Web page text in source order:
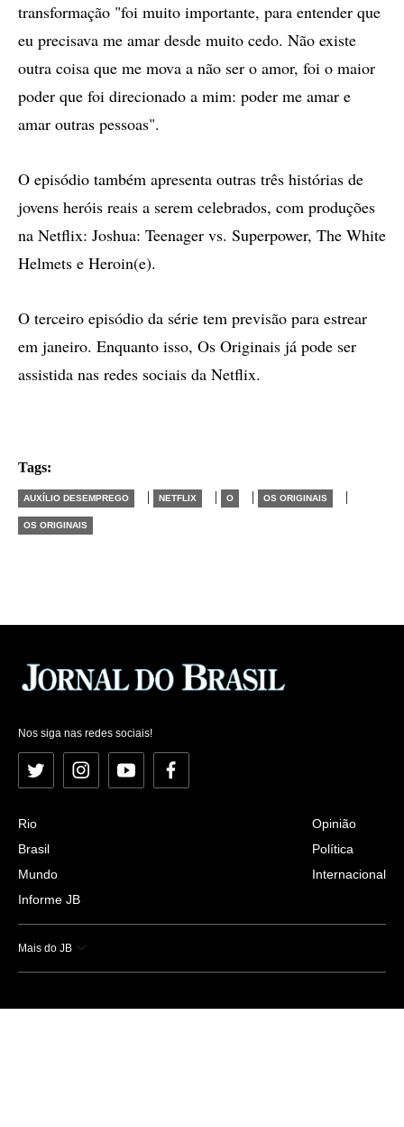
transformação "foi muito importante, para entender que
eu precisava me amar desde muito cedo. Não existe
outra coisa que me mova a não ser o amor, foi o maior
poder que foi direcionado a mim: poder me amar e
amar outras pessoas".
O episódio também apresenta outras três histórias de
jovens heróis reais a serem celebrados, com produções
na Netflix: Joshua: Teenager vs. Superpower, The White
Helmets e Heroin(e).
O terceiro episódio da série tem previsão para estrear
em janeiro. Enquanto isso, Os Originais já pode ser
assistida nas redes sociais da Netflix.
Tags:
AUXÍLIO DESEMPREGO | NETFLIX | O | OS ORIGINAIS |
OS ORIGINAIS
Nos siga nas redes sociais!
Twitter InstagramYouTubeFacebook
Rio
Brasil
Mundo
Informe JB
Opinião
Política
Internacional
Mais do JB
Esportes